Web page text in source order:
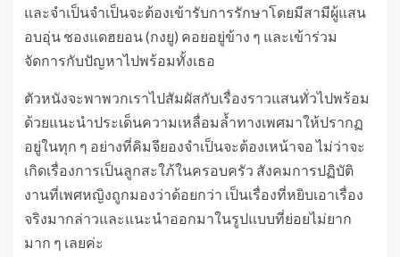
และจำเป็นจำเป็นจะต้องเข้ารับการรักษาโดยมีสามีผู้แสน
อบอุ่น ชองแดฮยอน (กงยู) คอยอยู่ข้าง ๆ และเข้าร่วม
จัดการกับปัญหาไปพร้อมทั้งเธอ
ตัวหนังจะพาพวกเราไปสัมผัสกับเรื่องราวแสนทั่วไปพร้อม
ด้วยแนะนำประเด็นความเหลื่อมล้ำทางเพศมาให้ปรากฏ
อยู่ในทุก ๆ อย่างที่คิมจียองจำเป็นจะต้องเหน้าจอ ไม่ว่าจะ
เกิดเรื่องการเป็นลูกสะใภ้ในครอบครัว สังคมการปฏิบัติ
งานที่เพศหญิงถูกมองว่าด้อยกว่า เป็นเรื่องที่หยิบเอาเรื่อง
จริงมากล่าวและแนะนำออกมาในรูปแบบที่ย่อยไม่ยาก
มาก ๆ เลยค่ะ